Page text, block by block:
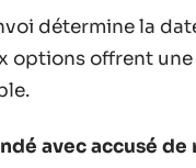
détermine la
options offrent
avec accusé